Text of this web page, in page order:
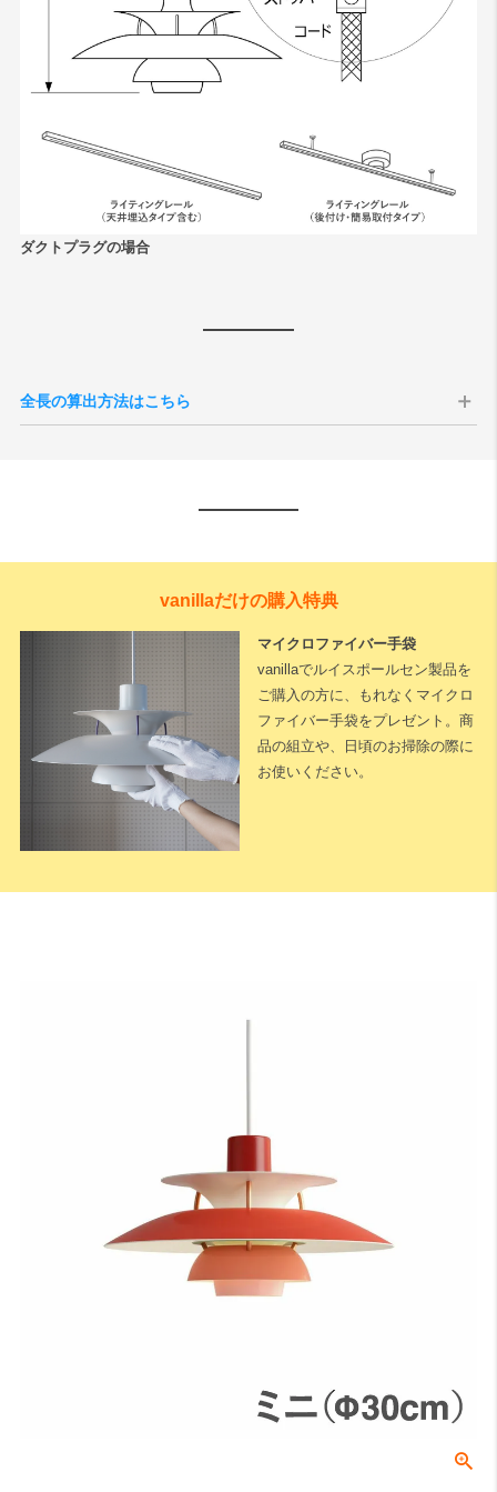
ダクトプラグの場合
全長の算出方法はこちら
下記に測定した長さなどを入力いただくと全長が算出されます。
B：テーブル天板から器具の下面（任意）
テーブル天板と器具の間の高さでこちらは任意の寸法となります。ル
イスポールセンでは、テーブル上の照度や、視界に入る照明器具が美
角型引掛シーリングやダクトレールなどの取付側のパーツの高さにな
vanillaだけの購入特典
マイクロファイバー手袋
vanillaでルイスポールセン製品を
ご購入の方に、もれなくマイクロ
ファイバー手袋をプレゼント。商
品の組立や、日頃のお掃除の際に
お使いください。